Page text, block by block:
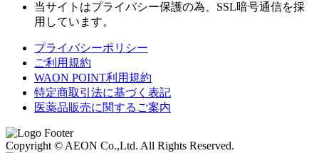
当サイトはプライバシー保護の為、SSL暗号通信を採
用しています。
プライバシーポリシー
ご利用規約
WAON POINT利用規約
特定商取引法に基づく表記
医薬品販売に関するご案内
Copyright © AEON Co.,Ltd. All Rights Reserved.